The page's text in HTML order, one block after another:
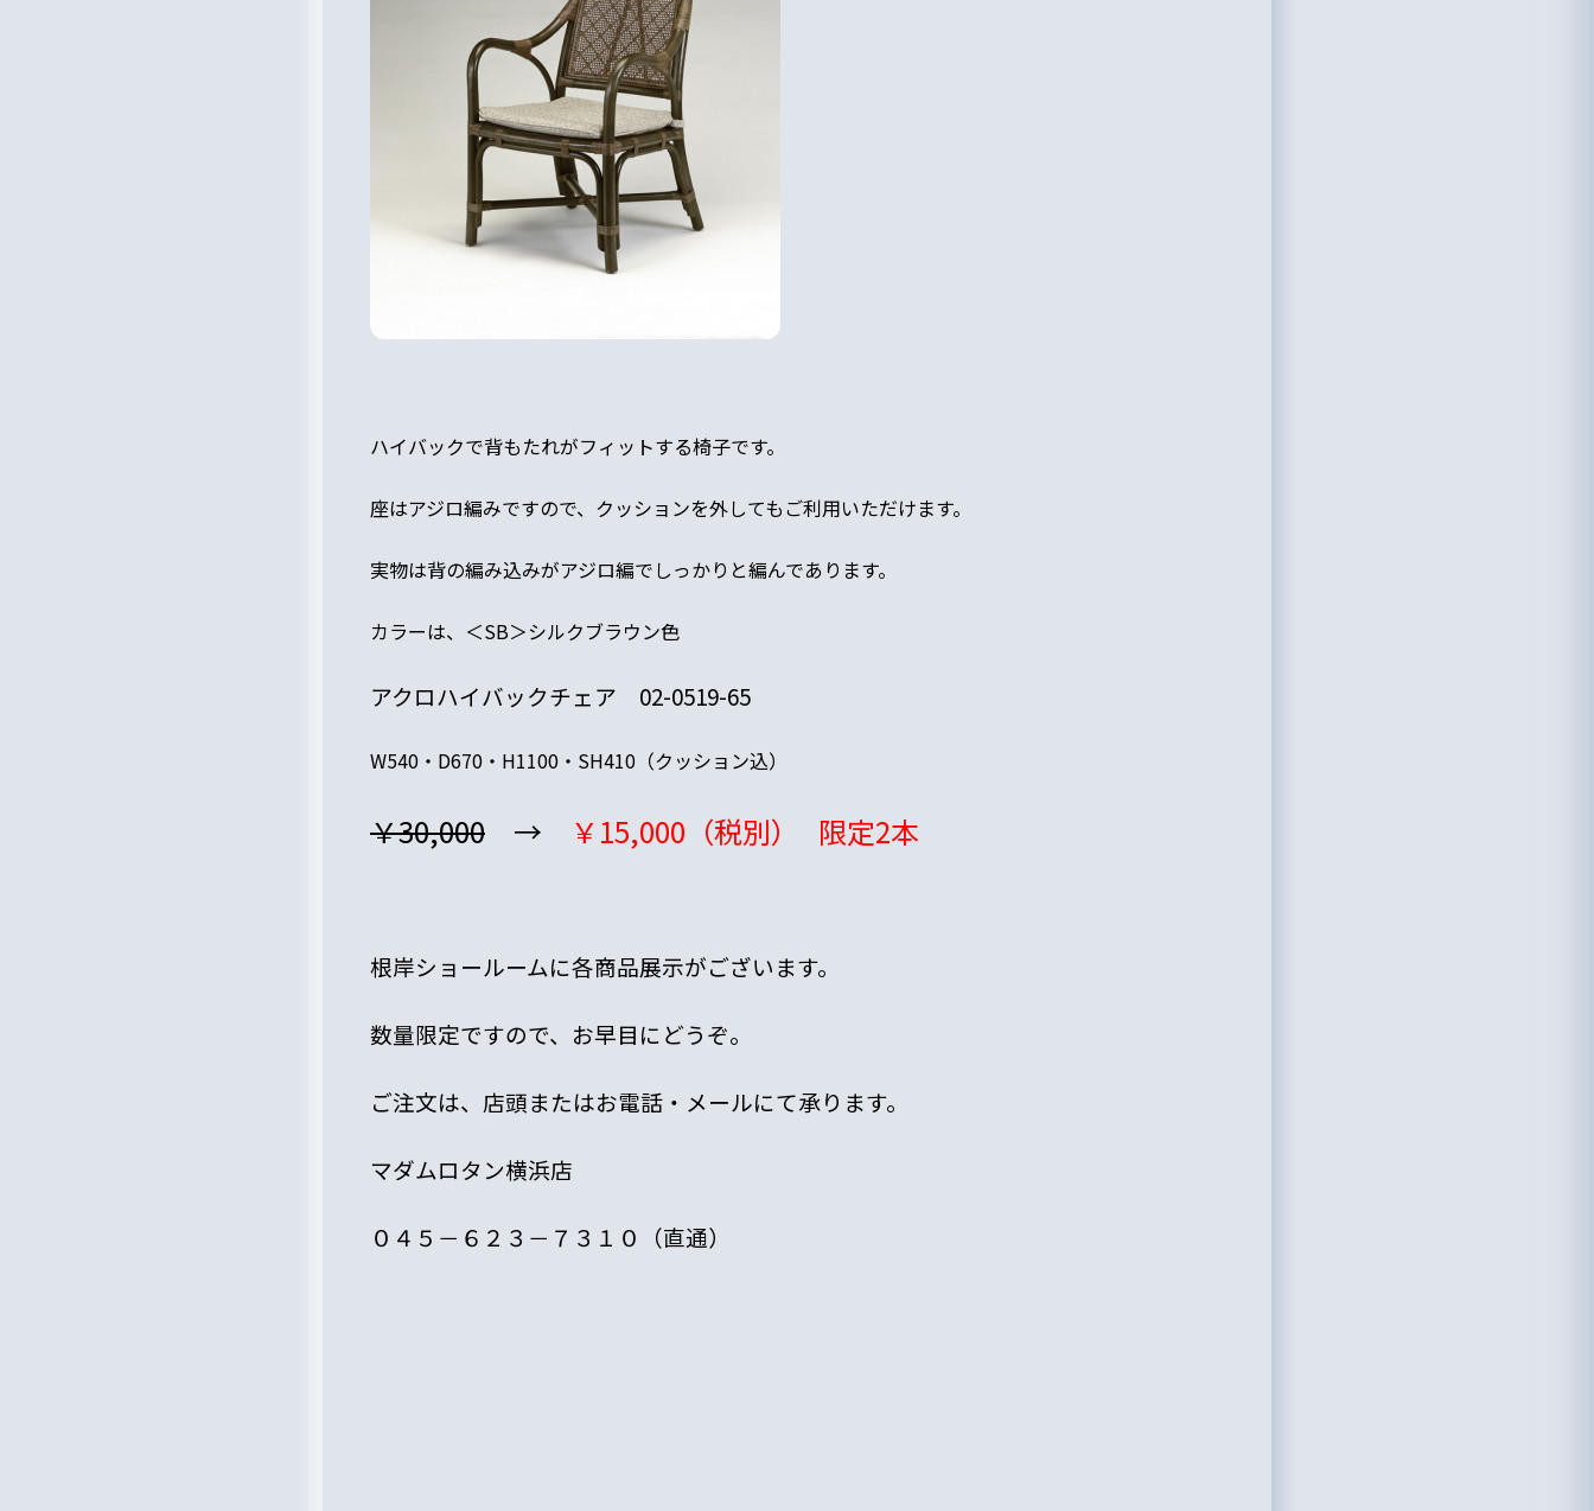
ハイバックで背もたれがフィットする椅子です。
座はアジロ編みですので、クッションを外してもご利用いただけます。
実物は背の編み込みがアジロ編でしっかりと編んであります。
カラーは、＜SB＞シルクブラウン色
アクロハイバックチェア 02-0519-65
W540・D670・H1100・SH410（クッション込）
￥30,000 → ￥15,000（税別） 限定2本
根岸ショールームに各商品展示がございます。
数量限定ですので、お早目にどうぞ。
ご注文は、店頭またはお電話・メールにて承ります。
マダムロタン横浜店
０４５－６２３－７３１０（直通）